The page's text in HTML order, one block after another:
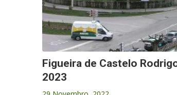
Figueira de Castelo
2023